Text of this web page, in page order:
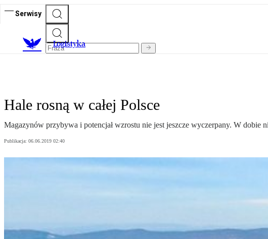
Serwisy
Logistyka
Hale rosną w całej Polsce
Magazynów przybywa i potencjał wzrostu nie jest jeszcze wyczerpany. W dobie
Publikacja: 06.06.2019 02:40